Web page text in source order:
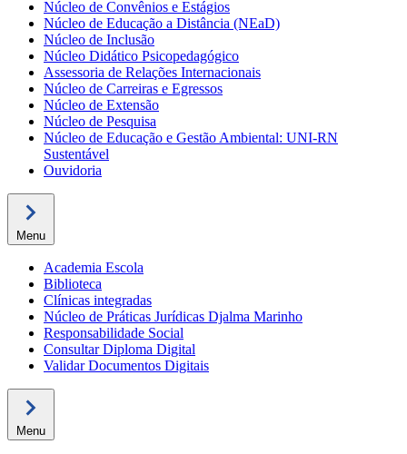
Núcleo de Convênios e Estágios
Núcleo de Educação a Distância (NEaD)
Núcleo de Inclusão
Núcleo Didático Psicopedagógico
Assessoria de Relações Internacionais
Núcleo de Carreiras e Egressos
Núcleo de Extensão
Núcleo de Pesquisa
Núcleo de Educação e Gestão Ambiental: UNI-RN
Sustentável
Ouvidoria
Menu
Academia Escola
Biblioteca
Clínicas integradas
Núcleo de Práticas Jurídicas Djalma Marinho
Responsabilidade Social
Consultar Diploma Digital
Validar Documentos Digitais
Menu